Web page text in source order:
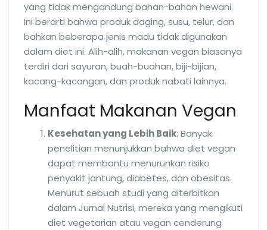
yang tidak mengandung bahan-bahan hewani.
Ini berarti bahwa produk daging, susu, telur, dan
bahkan beberapa jenis madu tidak digunakan
dalam diet ini. Alih-alih, makanan vegan biasanya
terdiri dari sayuran, buah-buahan, biji-bijian,
kacang-kacangan, dan produk nabati lainnya.
Manfaat Makanan Vegan
Kesehatan yang Lebih Baik: Banyak
penelitian menunjukkan bahwa diet vegan
dapat membantu menurunkan risiko
penyakit jantung, diabetes, dan obesitas.
Menurut sebuah studi yang diterbitkan
dalam Jurnal Nutrisi, mereka yang mengikuti
diet vegetarian atau vegan cenderung